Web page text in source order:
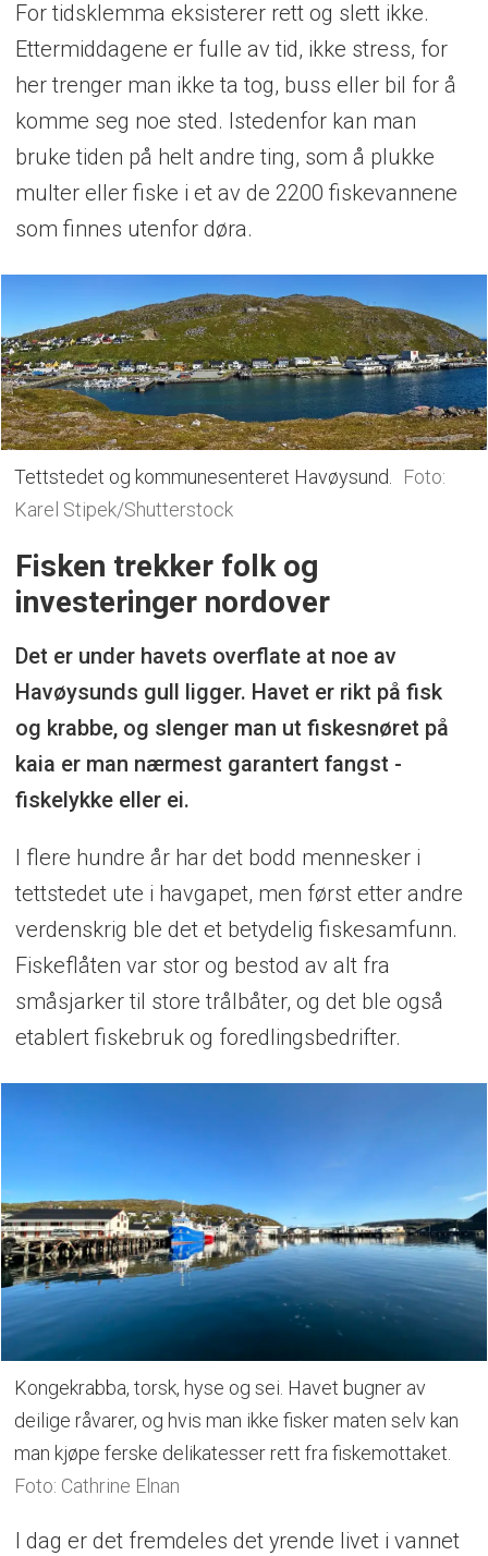
Ekstrafradragpå skatten
Bortfall av forbruksavgift og mva på
strøm
Gratis barnehageogSFO
For tidsklemma eksisterer rett og slett ikke.
Ettermiddagene er fulle av tid, ikke stress, for
her trenger man ikke ta tog, buss eller bil for å
komme seg noe sted. Istedenfor kan man
bruke tiden på helt andre ting, som å plukke
multer eller fiske i et av de 2200 fiskevannene
som finnes utenfor døra.
Tettstedet og kommunesenteret Havøysund.
Foto:
Karel Stipek/Shutterstock
Fisken trekker folk og
investeringer nordover
Det er under havets overflate at noe av
Havøysunds gull ligger. Havet er rikt på fisk
og krabbe, og slenger man ut fiskesnøret på
kaia er man nærmest garantert fangst -
fiskelykke eller ei.
I flere hundre år har det bodd mennesker i
tettstedet ute i havgapet, men først etter andre
verdenskrig ble det et betydelig fiskesamfunn.
Fiskeflåten var stor og bestod av alt fra
småsjarker til store trålbåter, og det ble også
etablert fiskebruk og foredlingsbedrifter.
Kongekrabba, torsk, hyse og sei. Havet bugner av
deilige råvarer, og hvis man ikke fisker maten selv kan
man kjøpe ferske delikatesser rett fra fiskemottaket.
Foto: Cathrine Elnan
I dag er det fremdeles det yrende livet i vannet